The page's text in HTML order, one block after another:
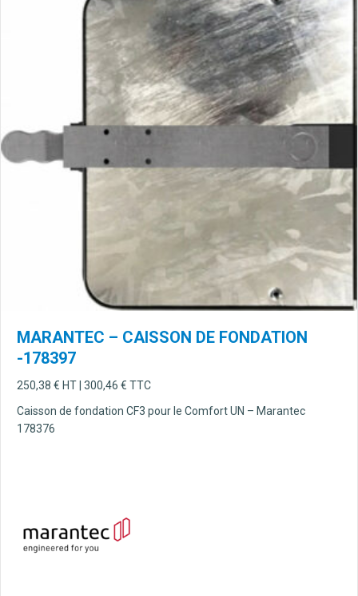
MARANTEC – CAISSON DE FONDATION
-178397
250,38 € HT | 300,46 € TTC
Caisson de fondation CF3 pour le Comfort UN – Marantec
178376